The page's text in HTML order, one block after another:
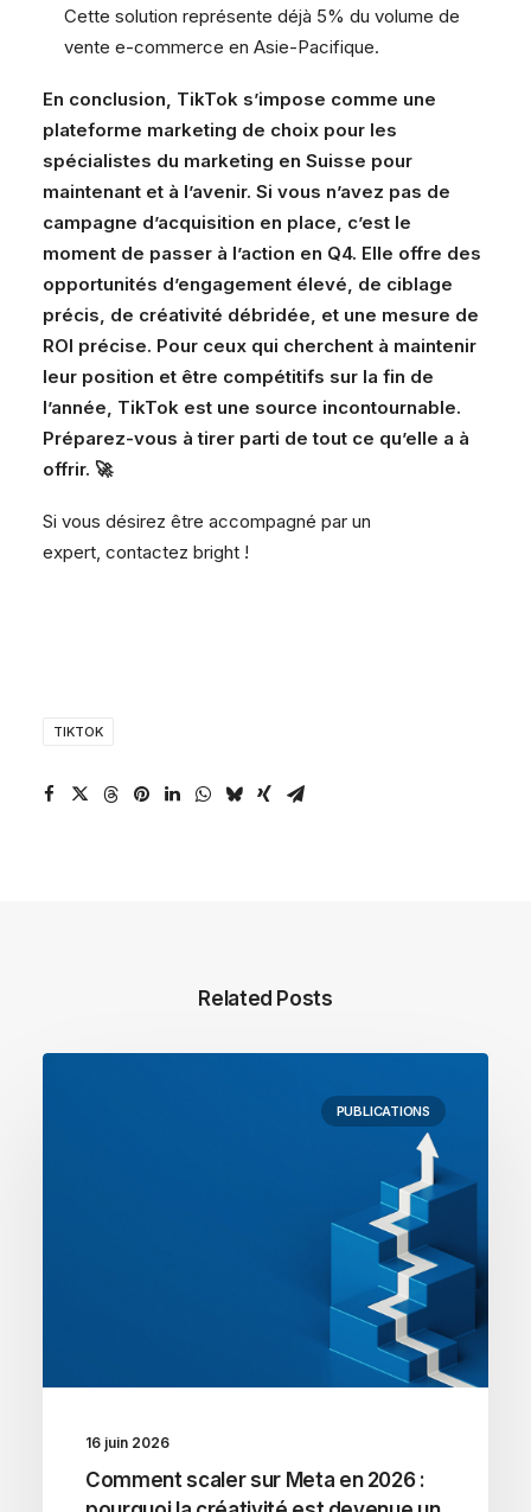
Cette solution représente déjà 5% du volume de
vente e-commerce en Asie-Pacifique.
En conclusion, TikTok s’impose comme une
plateforme marketing de choix pour les
spécialistes du marketing en Suisse pour
maintenant et à l’avenir. Si vous n’avez pas de
campagne d’acquisition en place, c’est le
moment de passer à l’action en Q4. Elle offre des
opportunités d’engagement élevé, de ciblage
précis, de créativité débridée, et une mesure de
ROI précise. Pour ceux qui cherchent à maintenir
leur position et être compétitifs sur la fin de
l’année, TikTok est une source incontournable.
Préparez-vous à tirer parti de tout ce qu’elle a à
offrir. 🚀
Si vous désirez être accompagné par un
expert, contactez bright !
TIKTOK
Related Posts
PUBLICATIONS
16 juin 2026
Comment scaler sur Meta en 2026 :